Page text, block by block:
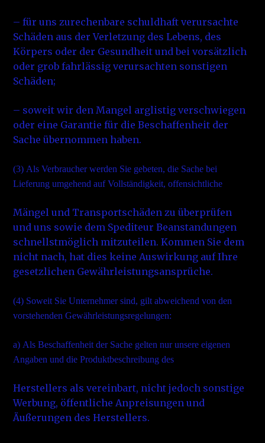
– für uns zurechenbare schuldhaft verursachte
Schäden aus der Verletzung des Lebens, des
Körpers oder der Gesundheit und bei vorsätzlich
oder grob fahrlässig verursachten sonstigen
Schäden;
– soweit wir den Mangel arglistig verschwiegen
oder eine Garantie für die Beschaffenheit der
Sache übernommen haben.
(3) Als Verbraucher werden Sie gebeten, die Sache bei
Lieferung umgehend auf Vollständigkeit, offensichtliche
Mängel und Transportschäden zu überprüfen
und uns sowie dem Spediteur Beanstandungen
schnellstmöglich mitzuteilen. Kommen Sie dem
nicht nach, hat dies keine Auswirkung auf Ihre
gesetzlichen Gewährleistungsansprüche.
(4) Soweit Sie Unternehmer sind, gilt abweichend von den
vorstehenden Gewährleistungsregelungen:
a) Als Beschaffenheit der Sache gelten nur unsere eigenen
Angaben und die Produktbeschreibung des
Herstellers als vereinbart, nicht jedoch sonstige
Werbung, öffentliche Anpreisungen und
Äußerungen des Herstellers.